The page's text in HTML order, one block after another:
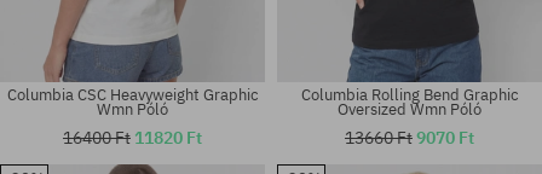
Columbia CSC Heavyweight Graphic
Wmn Póló
16400 Ft 11820 Ft
Columbia Rolling Bend Graphic
Oversized Wmn Póló
13660 Ft9070 Ft